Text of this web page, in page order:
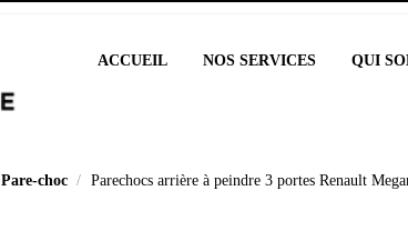
ACCUEIL NOS SERVICES QUI
Pare-choc Parechocs arrière à peindre 3 portes Renault